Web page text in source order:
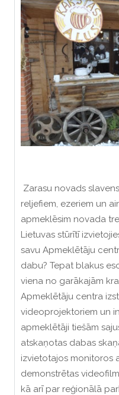
Zarasu novads
reljefiem, ezeriem un
apmeklēsim novada
Lietuvas stūrītī
savu Apmeklētāju
dabu? Tepat blakus
viena no garākajām
Apmeklētāju centra
videoprojektoriem un
apmeklētāji tiešām
atskaņotas dabas
izvietotajos monitoros
demonstrētas
kā arī par reģionālā